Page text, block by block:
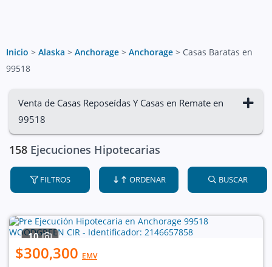
Inicio > Alaska > Anchorage > Anchorage > Casas Baratas en
99518
Venta de Casas Reposeídas Y Casas en Remate en
99518
158 Ejecuciones Hipotecarias
FILTROS ORDENAR BUSCAR
10
$300,300 EMV